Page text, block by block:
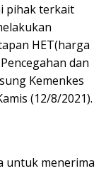
pihak terkait
HET(harga
dan
Kemenkes
(12/8/2021).
untuk menerima